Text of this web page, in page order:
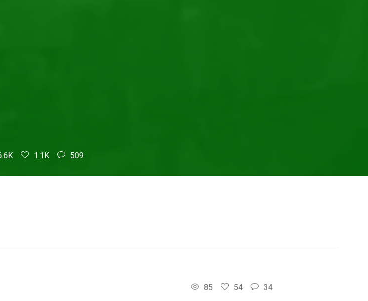
1.1K 509
85 54 34